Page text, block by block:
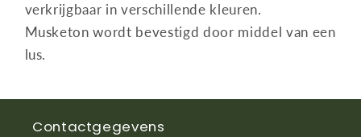
verkrijgbaar in verschillende kleuren.
Musketon wordt bevestigd door middel van een
lus.
Contactgegevens